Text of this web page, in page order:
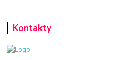
Kontakty